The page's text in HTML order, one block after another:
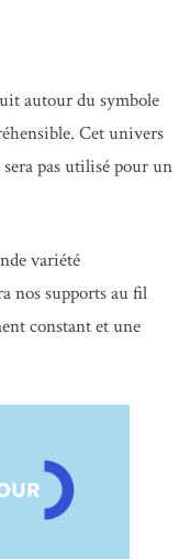
autour du symbole
Cet univers
pas utilisé pour un
variété
nos supports au fil
constant et une